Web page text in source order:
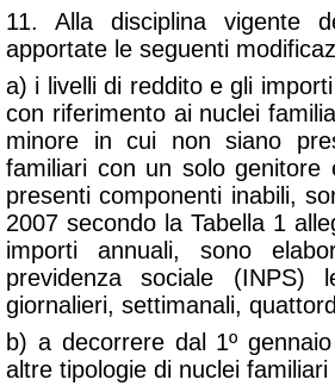
11. Alla disciplina vigente
apportate le seguenti
a) i livelli di reddito e gli
con riferimento ai nuclei
minore in cui non siano
familiari con un solo
presenti componenti inabili,
2007 secondo la Tabella 1
importi annuali, sono
previdenza sociale (INPS)
giornalieri, settimanali,
b) a decorrere dal 1º
altre tipologie di nuclei